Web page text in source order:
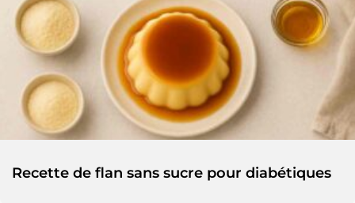
Recette de flan sans sucre pour diabétiques